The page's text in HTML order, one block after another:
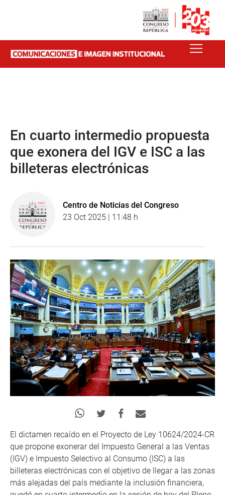
En cuarto intermedio propuesta
que exonera del IGV e ISC a las
billeteras electrónicas
Centro de Noticias del Congreso
23 Oct 2025 | 11:48 h
El dictamen recaído en el Proyecto de Ley 10624/2024-CR
que propone exonerar del Impuesto General a las Ventas
(IGV) e Impuesto Selectivo al Consumo (ISC) a las
billeteras electrónicas con el objetivo de llegar a las zonas
más alejadas del país mediante la inclusión financiera,